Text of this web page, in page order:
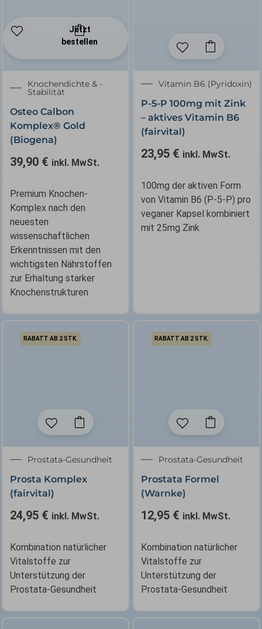
Jetzt
bestellen
Knochendichte & -
Stabilität
Osteo Calbon
Komplex® Gold
(Biogena)
39,90 € inkl. MwSt.
Premium Knochen-
Komplex nach den
neuesten
wissenschaftlichen
Erkenntnissen mit den
wichtigsten Nährstoffen
zur Erhaltung starker
Knochenstrukturen
Vitamin B6 (Pyridoxin)
P-5-P 100mg mit Zink
– aktives Vitamin B6
(fairvital)
23,95 € inkl. MwSt.
100mg der aktiven Form
von Vitamin B6 (P-5-P) pro
veganer Kapsel kombiniert
mit 25mg Zink
RABATT AB 2 STK.
Prostata-Gesundheit
Prosta Komplex
(fairvital)
24,95 € inkl. MwSt.
Kombination natürlicher
Vitalstoffe zur
Unterstützung der
Prostata-Gesundheit
RABATT AB 2 STK.
Prostata-Gesundheit
Prostata Formel
(Warnke)
12,95 € inkl. MwSt.
Kombination natürlicher
Vitalstoffe zur
Unterstützung der
Prostata-Gesundheit